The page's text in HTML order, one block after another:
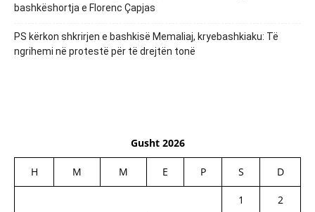
bashkëshortja e Florenc Çapjas
PS kërkon shkrirjen e bashkisë Memaliaj, kryebashkiaku: Të
ngrihemi në protestë për të drejtën tonë
Gusht 2026
H M M E P S D
1
2